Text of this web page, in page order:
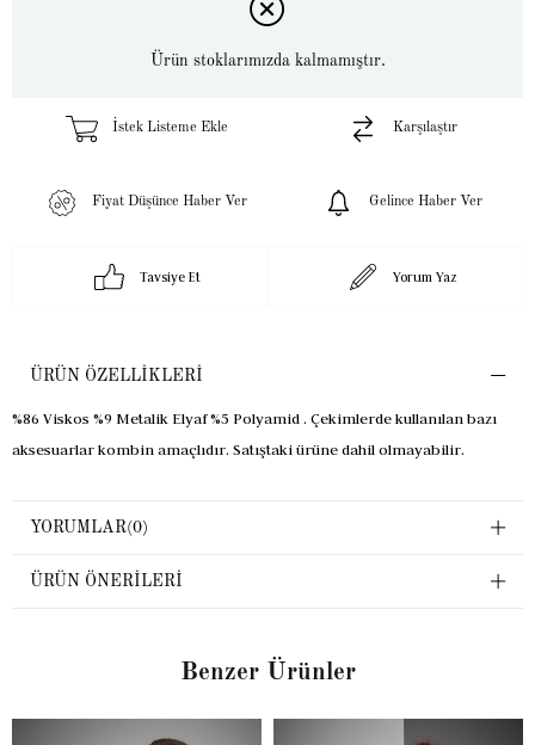
Ürün stoklarımızda kalmamıştır.
İstek Listeme Ekle Karşılaştır
Fiyat Düşünce Haber Ver Gelince Haber Ver
Tavsiye Et Yorum Yaz
ÜRÜN ÖZELLIKLERI
%86 Viskos %9 Metalik Elyaf %5 Polyamid . Çekimlerde kullanılan bazı
aksesuarlar kombin amaçlıdır. Satıştaki ürüne dahil olmayabilir.
YORUMLAR(0)
ÜRÜN ÖNERILERI
Benzer Ürünler